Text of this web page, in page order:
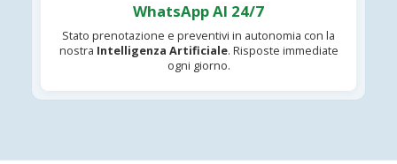
WhatsApp AI 24/7
Stato prenotazione e preventivi in autonomia con la
nostra Intelligenza Artificiale. Risposte immediate
ogni giorno.